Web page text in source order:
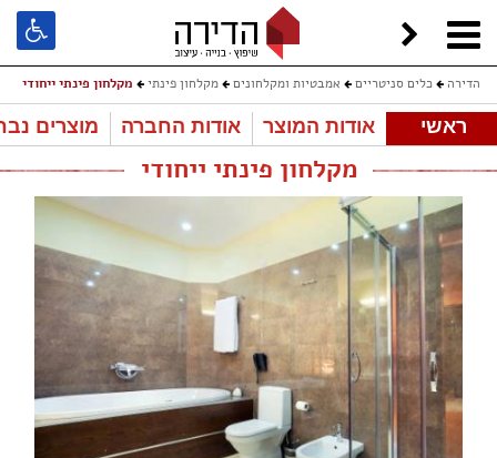
הדירה כלים סניטריים אמבטיות ומקלחונים מקלחון פינתי מקלחון פינתי ייחודי
ראשי אודות המוצר אודות החברה מוצרים
מקלחון פינתי ייחודי